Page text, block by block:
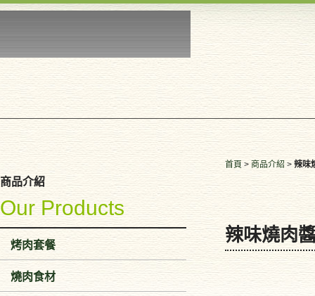
商品介紹
Our Products
烤肉套餐
燒肉食材
首頁 > 商品介紹 > 辣味
辣味燒肉